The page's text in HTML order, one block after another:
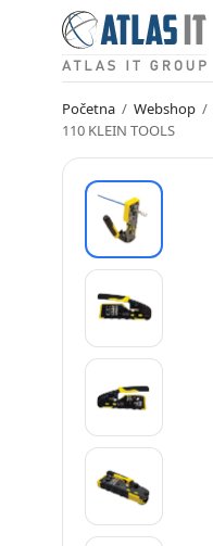
Početna / Webshop /
110 KLEIN TOOLS